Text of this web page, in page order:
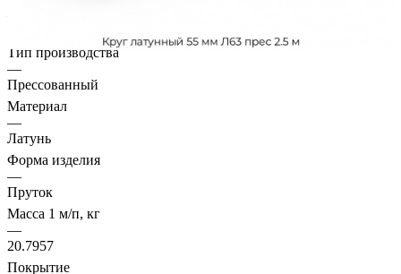
Тип производства
—
Прессованный
Материал
—
Латунь
Форма изделия
—
Пруток
Масса 1 м/п, кг
—
20.7957
Покрытие